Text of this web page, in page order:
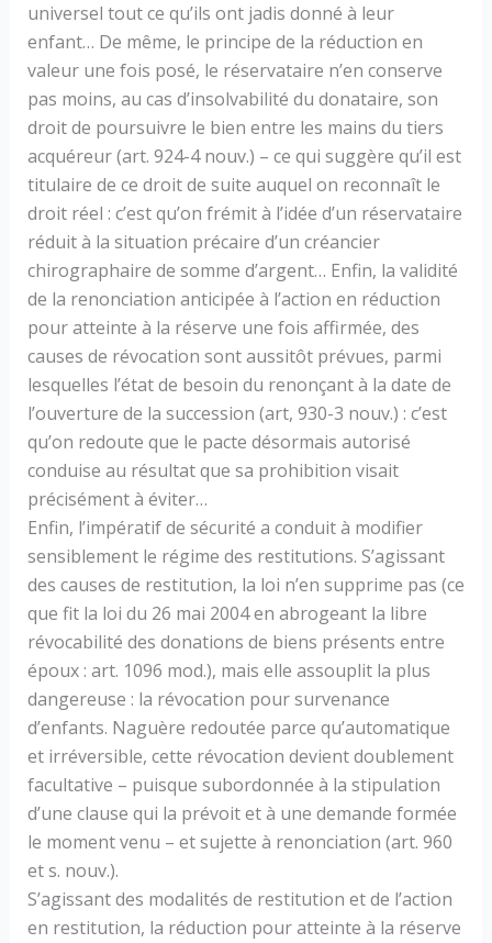
universel tout ce qu’ils ont jadis donné à leur
enfant… De même, le principe de la réduction en
valeur une fois posé, le réservataire n’en conserve
pas moins, au cas d’insolvabilité du donataire, son
droit de poursuivre le bien entre les mains du tiers
acquéreur (art. 924-4 nouv.) – ce qui suggère qu’il est
titulaire de ce droit de suite auquel on reconnaît le
droit réel : c’est qu’on frémit à l’idée d’un réservataire
réduit à la situation précaire d’un créancier
chirographaire de somme d’argent… Enfin, la validité
de la renonciation anticipée à l’action en réduction
pour atteinte à la réserve une fois affirmée, des
causes de révocation sont aussitôt prévues, parmi
lesquelles l’état de besoin du renonçant à la date de
l’ouverture de la succession (art, 930-3 nouv.) : c’est
qu’on redoute que le pacte désormais autorisé
conduise au résultat que sa prohibition visait
précisément à éviter…
Enfin, l’impératif de sécurité a conduit à modifier
sensiblement le régime des restitutions. S’agissant
des causes de restitution, la loi n’en supprime pas (ce
que fit la loi du 26 mai 2004 en abrogeant la libre
révocabilité des donations de biens présents entre
époux : art. 1096 mod.), mais elle assouplit la plus
dangereuse : la révocation pour survenance
d’enfants. Naguère redoutée parce qu’automatique
et irréversible, cette révocation devient doublement
facultative – puisque subordonnée à la stipulation
d’une clause qui la prévoit et à une demande formée
le moment venu – et sujette à renonciation (art. 960
et s. nouv.).
S’agissant des modalités de restitution et de l’action
en restitution, la réduction pour atteinte à la réserve